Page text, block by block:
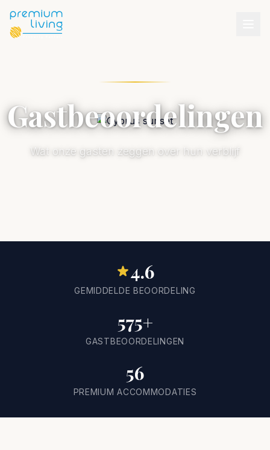
Gastbeoordelingen
Wat onze gasten zeggen over hun verblijf
4.6
GEMIDDELDE BEOORDELING
575+
GASTBEOORDELINGEN
56
PREMIUM ACCOMMODATIES